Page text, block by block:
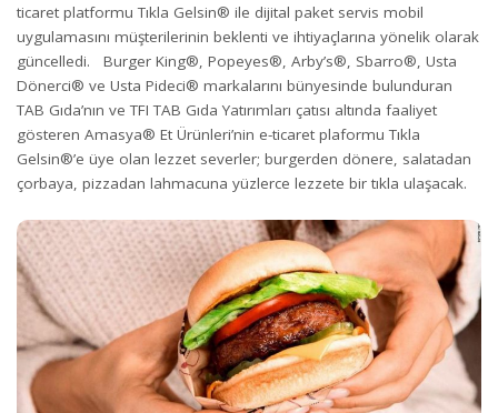
ticaret platformu Tıkla Gelsin® ile dijital paket servis mobil
uygulamasını müşterilerinin beklenti ve ihtiyaçlarına yönelik olarak
güncelledi. Burger King®, Popeyes®, Arby’s®, Sbarro®, Usta
Dönerci® ve Usta Pideci® markalarını bünyesinde bulunduran
TAB Gıda’nın ve TFI TAB Gıda Yatırımları çatısı altında faaliyet
gösteren Amasya® Et Ürünleri’nin e-ticaret plaformu Tıkla
Gelsin®’e üye olan lezzet severler; burgerden dönere, salatadan
çorbaya, pizzadan lahmacuna yüzlerce lezzete bir tıkla ulaşacak.